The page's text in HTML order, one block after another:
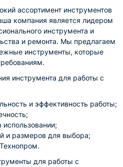
ассортимент инструментов
компания является лидером
инструмента и
и ремонта. Мы предлагаем
инструменты, которые
инструмента для работы с
и эффективность работы;
использовании;
и размеров для выбора;
для работы с